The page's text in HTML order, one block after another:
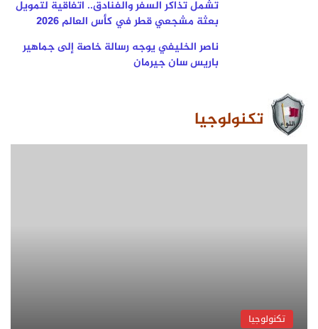
تشمل تذاكر السفر والفنادق.. اتفاقية لتمويل
بعثة مشجعي قطر في كأس العالم 2026
ناصر الخليفي يوجه رسالة خاصة إلى جماهير
باريس سان جيرمان
تكنولوجيا
تكنولوجيا